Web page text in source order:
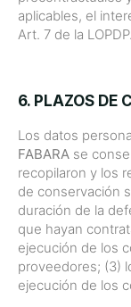
aplicables, el
Art. 7 de la LOPDP.
6. PLAZOS DE
Los datos
FABARA se
recopilaron y los
de conservación
duración de la
que hayan
ejecución de los
proveedores; (3)
ejecución de los